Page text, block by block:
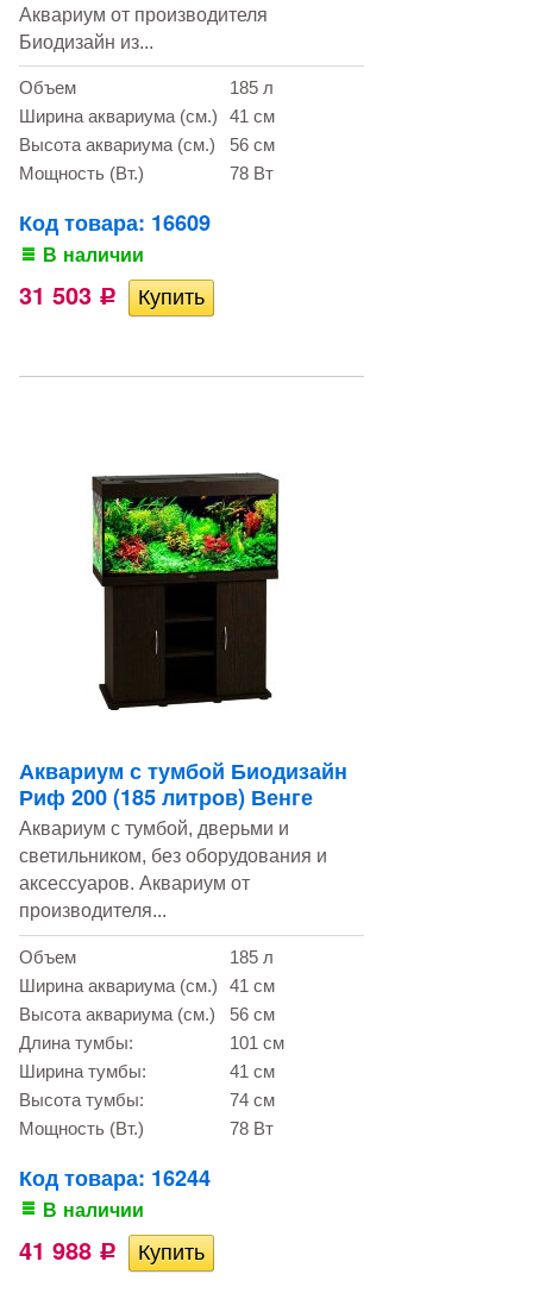
Аквариум от производителя
Биодизайн из...
Объем
185 л
Ширина аквариума (см.)
41 см
Высота аквариума (см.)
56 см
Мощность (Вт.)
78 Вт
Код товара: 16609
В наличии
31 503 Р
Аквариум с тумбой Биодизайн
Риф 200 (185 литров) Венге
Аквариум с тумбой, дверьми и
светильником, без оборудования и
аксессуаров. Аквариум от
производителя...
Объем
185 л
Ширина аквариума (см.)
41 см
Высота аквариума (см.)
56 см
Длина тумбы:
101 см
Ширина тумбы:
41 см
Высота тумбы:
74 см
Мощность (Вт.)
78 Вт
Код товара: 16244
В наличии
41 988 Р